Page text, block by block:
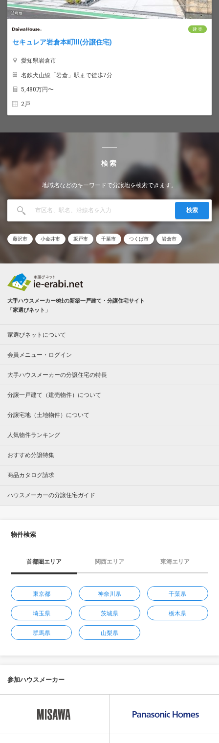
建 売
セキュレア岩倉本町III(分譲住宅)
愛知県岩倉市
名鉄犬山線「岩倉」駅まで徒歩7分
5,480万円〜
2戸
検索
地域名などのキーワードで分譲地を検索できます。
検索
藤沢市 小金井市 坂戸市 千葉市 つくば市 岩倉市
大手ハウスメーカー8社の新築一戸建て・分譲住宅サイト
「家選びネット」
家選びネットについて
会員メニュー・ログイン
大手ハウスメーカーの分譲住宅の特長
分譲一戸建て（建売物件）について
分譲宅地（土地物件）について
人気物件ランキング
おすすめ分譲特集
商品カタログ請求
ハウスメーカーの分譲住宅ガイド
物件検索
首都圏エリア 関西エリア 東海エリア
東京都 神奈川県 千葉県
埼玉県 茨城県 栃木県
群馬県 山梨県
参加ハウスメーカー